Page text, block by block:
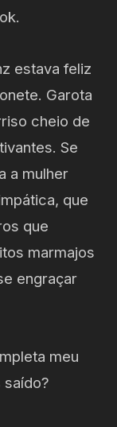
estava feliz
Garota
cheio de
Se
a mulher
que
que
marmajos
engraçar
meu
saído?